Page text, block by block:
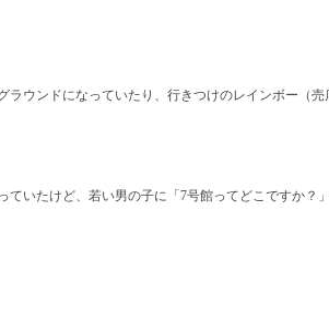
ラウンドになっていたり、行きつけのレインボー（
ていたけど、若い男の子に「 7号館ってどこですか？